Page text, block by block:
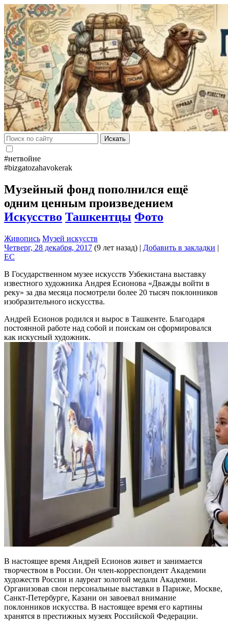
Искать
#нетвойне
#bizgatozahavokerak
Музейный фонд пополнился ещё
одним ценным произведением
Искусство Ташкентцы Фото
Живопись Музей искусств
Четверг, 28 декабря, 2017 (9 лет назад) | Добавить в закладки |
EC
В Государственном музее искусств Узбекистана выставку
известного художника Андрея Есионова «Дважды войти в
реку» за два месяца посмотрели более 20 тысяч поклонников
изобразительного искусства.
Андрей Есионов родился и вырос в Ташкенте. Благодаря
постоянной работе над собой и поискам он сформировался
как искусный художник.
В настоящее время Андрей Есионов живет и занимается
творчеством в России. Он член-корреспондент Академии
художеств России и лауреат золотой медали Академии.
Организовав свои персональные выставки в Париже, Москве,
Санкт-Петербурге, Казани он завоевал внимание
поклонников искусства. В настоящее время его картины
хранятся в престижных музеях Российской Федерации.